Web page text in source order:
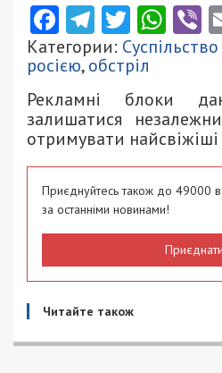
Facebook
Telegram
Twitter
Категории: Суспільство
росією,обстріл
Рекламні блоки
залишатися
отримувати
Приєднуйтесь також до 49000
за останніми новинами!
Читайте також